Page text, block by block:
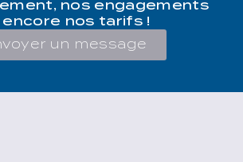
nos engagements
encore nos tarifs !
un message